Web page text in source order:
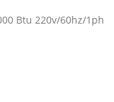
Btu 220v/60hz/1ph